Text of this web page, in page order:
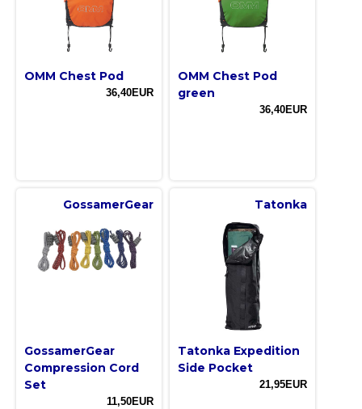
OMM Chest Pod
36,40EUR
OMM Chest Pod
green
36,40EUR
GossamerGear
GossamerGear
Compression Cord
Set
11,50EUR
Tatonka
Tatonka Expedition
Side Pocket
21,95EUR